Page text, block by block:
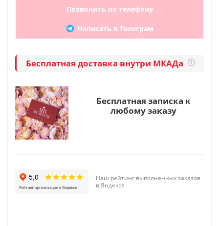
Позвонить по телефону
Написать в Телеграм
Бесплатная доставка внутри МКАДа ?
Бесплатная записка к
любому заказу
Наш рейтинг выполненных заказов
в Яндексе